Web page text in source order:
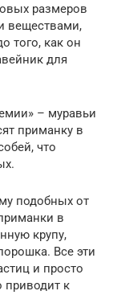
размеров
веществами,
того, как он
для
– муравьи
приманку в
что
подобных от
в
крупу,
Все эти
и просто
приводит к